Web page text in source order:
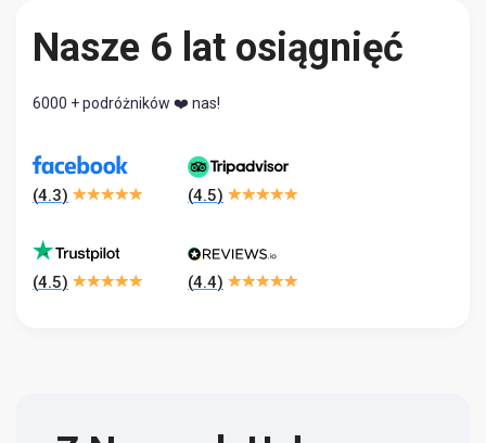
Nasze 6 lat osiągnięć
6000 + podróżników ❤️ nas!
(4.3) (4.5)
(4.5) (4.4)